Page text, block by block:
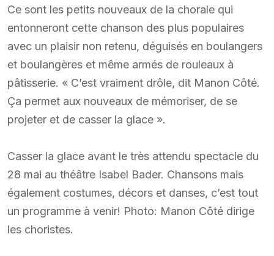
Ce sont les petits nouveaux de la chorale qui
entonneront cette chanson des plus populaires
avec un plaisir non retenu, déguisés en boulangers
et boulangères et même armés de rouleaux à
pâtisserie. « C’est vraiment drôle, dit Manon Côté.
Ça permet aux nouveaux de mémoriser, de se
projeter et de casser la glace ».
Casser la glace avant le très attendu spectacle du
28 mai au théâtre Isabel Bader. Chansons mais
également costumes, décors et danses, c’est tout
un programme à venir! Photo: Manon Côté dirige
les choristes.